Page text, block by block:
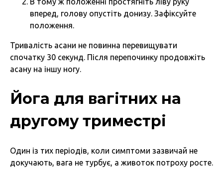
вперед, голову опустіть донизу. Зафіксуйте
положення.
Тривалість асани не повинна перевищувати
спочатку 30 секунд. Після перепочинку продовжіть
асану на іншу ногу.
Йога для вагітних на
другому триместрі
Один із тих періодів, коли симптоми зазвичай не
докучають, вага не турбує, а животок потроху росте.